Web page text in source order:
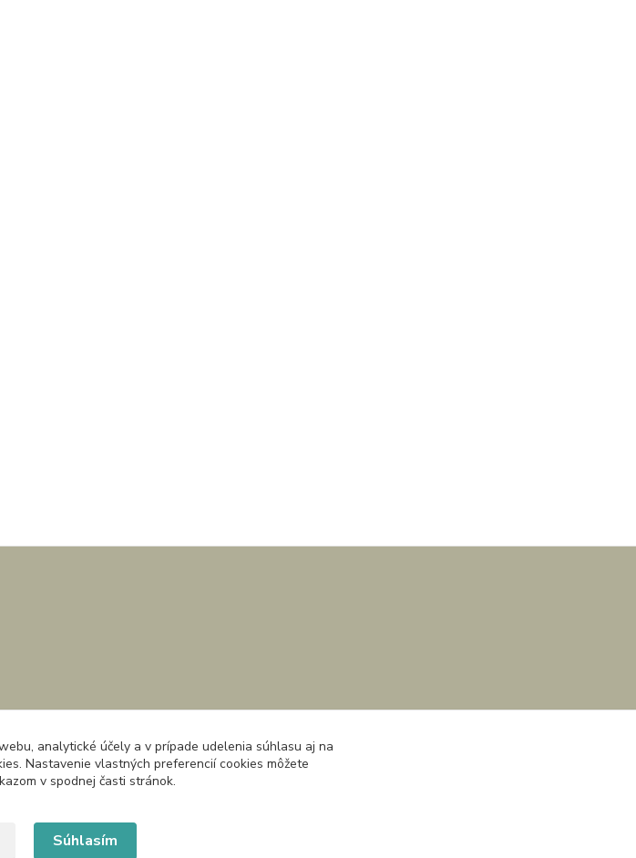
analytické účely a v prípade udelenia súhlasu aj na
Nastavenie vlastných preferencií cookies môžete
v spodnej časti stránok.
Súhlasím